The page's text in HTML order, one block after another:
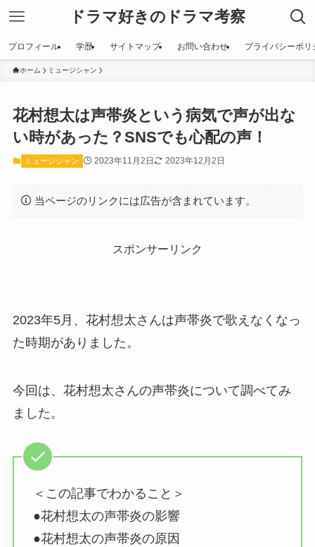
ドラマ好きのドラマ考察
プロフィール 学歴 サイトマップ お問い合わせ プライバシーポ
ホーム ミュージシャン
花村想太は声帯炎という病気で声が出な
い時があった？SNSでも心配の声！
ミュージシャン 2023年11月2日 2023年12月2日
当ページのリンクには広告が含まれています。
スポンサーリンク
2023年5月、花村想太さんは声帯炎で歌えなくなっ
た時期がありました。
今回は、花村想太さんの声帯炎について調べてみ
ました。
＜この記事でわかること＞
●花村想太の声帯炎の影響
●花村想太の声帯炎の原因